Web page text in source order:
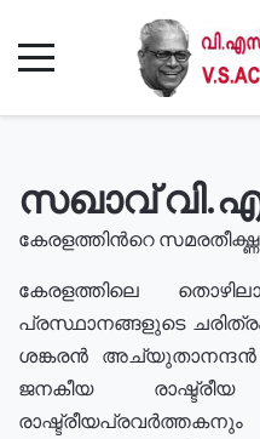
സഖാവ്
കേരളത്തിൻറെ
കേരളത്തിലെ
പ്രസ്ഥാനങ്ങളുടെ
ശങ്കരൻ അച്യുതാനന്ദൻ
ജനകീയ
രാഷ്ട്രീയപ്രവർത്തകനും